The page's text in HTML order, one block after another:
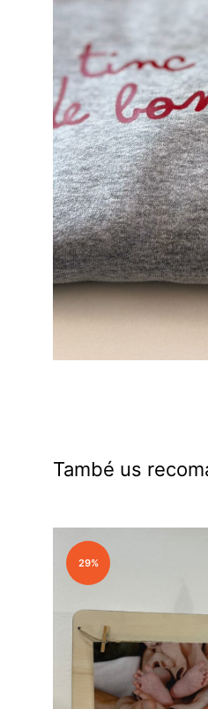
També us
29%